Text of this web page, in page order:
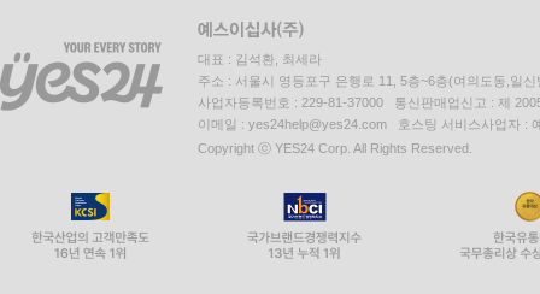
대표 : 김석환, 최세라
주소 : 서울시 영등포구 은행로 11, 5층~6층(여의도동,일신
사업자등록번호 : 229-81-37000 통신판매업신고 : 제
이메일 : yes24help@yes24.com 호스팅 서비스사업자 :
Copyright ⓒ YES24 Corp. All Rights Reserved.